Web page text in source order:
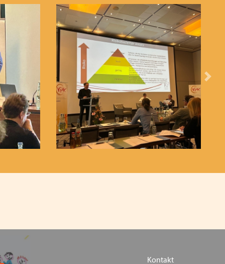
und Fachtag Thema "Inklusion - wie
Bayern e.V. am 02./03.05.2023
- jetzt!
für §35a SGB VIII Einrichtungen ab dem
dem 27.01.2022?
- Eine Studie des DJI - am 30.11.21 via Zoom
Wertach in Schwaben
in Bayern
Vor
Kontakt